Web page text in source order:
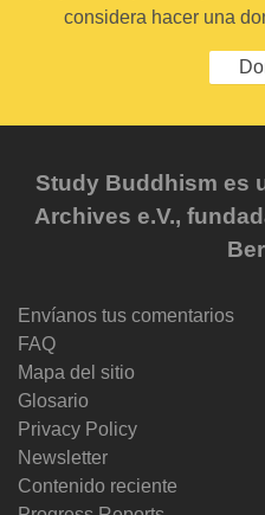
considera hacer una
Study Buddhism es
Archives e.V.,
Envíanos tus comentarios
FAQ
Mapa del sitio
Glosario
Privacy Policy
Newsletter
Contenido reciente